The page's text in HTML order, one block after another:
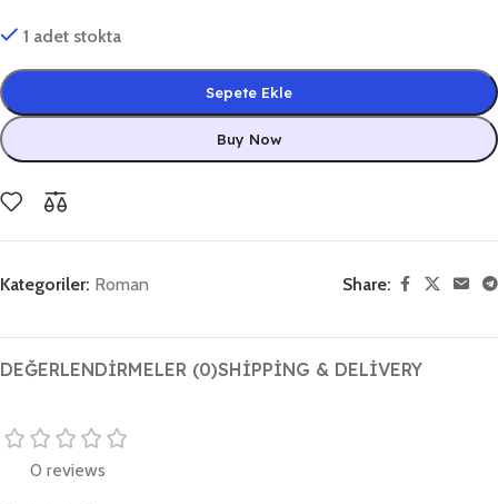
1 adet stokta
Sepete Ekle
Buy Now
Kategoriler: Roman Share:
DEĞERLENDIRMELER (0)SHIPPING & DELIVERY
0 reviews